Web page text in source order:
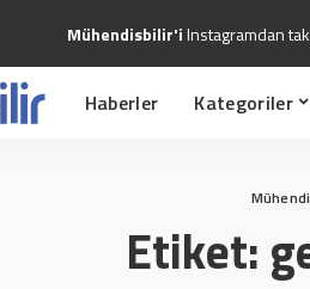
Mühendisbilir'iInstagramdan
Haberler Kategoriler
Etiket: